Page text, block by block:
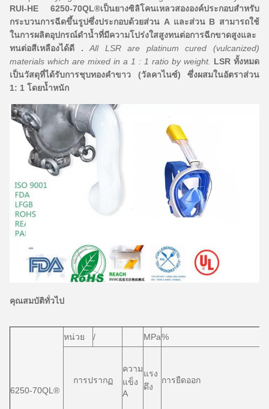
RUI-HE 6250-70QL®เป็นยางซิลิโคนเหลวสององค์ประกอบสำหรับ
กระบวนการฉีดขึ้นรูปซึ่งประกอบด้วยส่วน A และส่วน B สามารถใช้
ในการผลิตอุปกรณ์ดำน้ำที่มีความโปร่งใสสูงทนต่อการฉีกขาดสูงและ
ทนต่อสีเหลืองได้ดี .
All LSR are platinum cured (vulcanized)
materials which are mixed in a 1 : 1 ratio by weight. LSR ทั้งหมด
เป็นวัสดุที่ได้รับการชุบทองคำขาว (วัลคาไนซ์) ซึ่งผสมในอัตราส่วน
1: 1 โดยน้ำหนัก
คุณสมบัติทั่วไป
6250-70QL®
หน่วย / MPa%
การปรากฏ
ความ
แข็ง
A
แรง
ดึง
การยืดออก